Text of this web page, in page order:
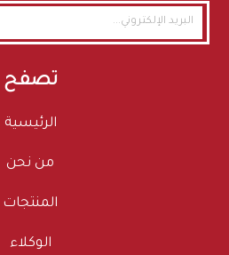
تصفح
الرئيسية
من نحن
المنتجات
الوكلاء